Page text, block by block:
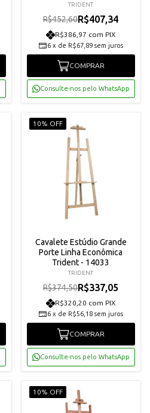
TRIDENT
R$452,60R$407,34
R$386,97 com PIX
6 x de R$67,89 sem juros
COMPRAR
Consulte-nos pelo WhatsApp
10% OFF
Cavalete Estúdio Grande
Porte Linha Econômica
Trident - 14033
TRIDENT
R$374,50R$337,05
R$320,20 com PIX
6 x de R$56,18 sem juros
COMPRAR
Consulte-nos pelo WhatsApp
10% OFF